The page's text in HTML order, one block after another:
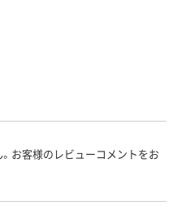
お客様のレビューコメントをお